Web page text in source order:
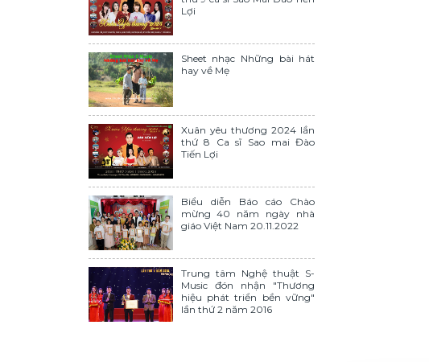
Lợi
Sheet nhạc Những bài hát
hay về Mẹ
Xuân yêu thương 2024 lần
thứ 8 Ca sĩ Sao mai Đào
Tiến Lợi
Biểu diễn Báo cáo Chào
mừng 40 năm ngày nhà
giáo Việt Nam 20.11.2022
Trung tâm Nghệ thuật S-
Music đón nhận "Thương
hiệu phát triển bền vững"
lần thứ 2 năm 2016